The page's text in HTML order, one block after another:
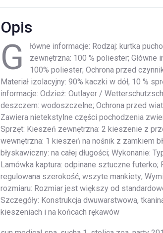
Opis
G
łówne informacje: Rodzaj: kurtka
zewnętrzna: 100 % poliester; Główne
100% poliester; Ochrona przed
Materiał izolacyjny: 90% kaczki w dół, 10 %
informacje: Odzież: Outlayer /
deszczem: wodoszczelne; Ochrona przed
Zawiera nietekstylne części pochodzenia
Sprzęt: Kieszeń zewnętrzna: 2 kieszenie z
wewnętrzna: 1 kieszeń na nośnik z zamkiem
błyskawiczny: na całej długości; Wykonanie:
Lamówka kaptura: odpinane sztuczne futerko;
regulowana szerokość, wszyte mankiety;
rozmiaru: Rozmiar jest większy od
Szczegóły: Konstrukcja dwuwarstwowa,
kieszeniach i na końcach rękawów